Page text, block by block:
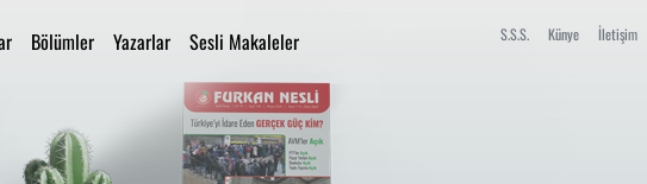
Bölümler Yazarlar Sesli Makaleler S.S.S. Künye İletişim